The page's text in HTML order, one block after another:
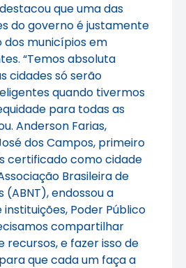
que uma das
do governo é justamente
municípios em
“Temos absoluta
cidades só serão
quando tivermos
para todas as
Anderson Farias,
dos Campos, primeiro
certificado como cidade
Brasileira de
(ABNT), endossou a
Poder Público
compartilhar
recursos, e fazer isso de
que cada um faça a